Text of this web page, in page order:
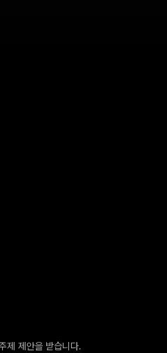
제 제안을 받습니다.